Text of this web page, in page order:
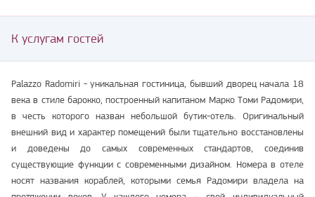
К услугам гостей
Palazzo Radomiri - уникальная гостиница, бывший дворец начала 18
века в стиле барокко, построенный капитаном Марко Томи Радомири,
в честь которого назван небольшой бутик-отель. Оригинальный
внешний вид и характер помещений были тщательно восстановлены
и доведены до самых современных стандартов, соединив
существующие функции с современными дизайном. Номера в отеле
носят названия кораблей, которыми семья Радомири владела на